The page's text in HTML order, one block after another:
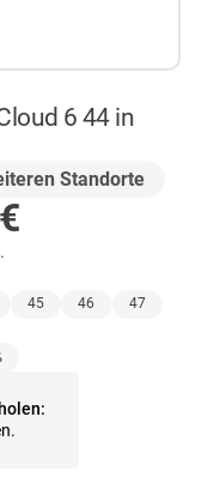
6 44 in
Standorte
€
45 46
47